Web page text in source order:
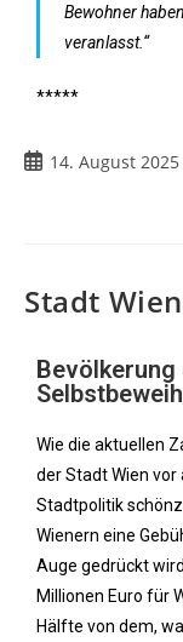
Bewohner
veranlasst.“
*****
14. August 2025
Stadt
Wie die aktuellen
der Stadt Wien
Stadtpolitik
Wienern eine
Auge gedrückt
Millionen Euro für
Hälfte von dem,